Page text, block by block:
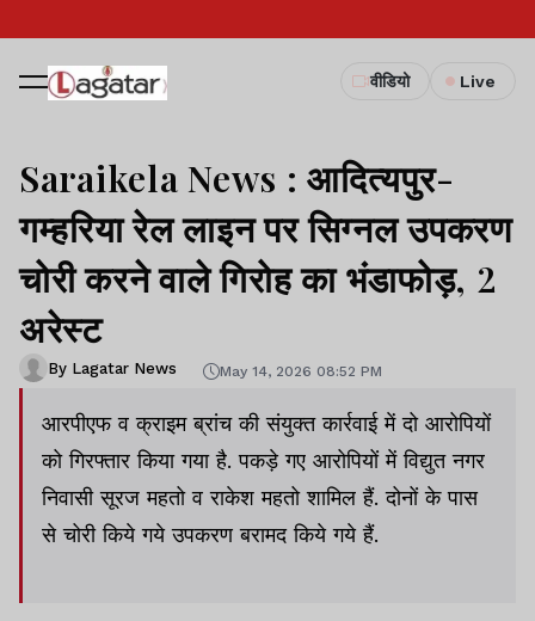
वीडियो Live
Saraikela News : आदित्यपुर-
गम्हरिया रेल लाइन पर सिग्नल उपकरण
चोरी करने वाले गिरोह का भंडाफोड़, 2
अरेस्ट
By Lagatar News May 14, 2026 08:52 PM
आरपीएफ व क्राइम ब्रांच की संयुक्त कार्रवाई में दो आरोपियों
को गिरफ्तार किया गया है. पकड़े गए आरोपियों में विद्युत नगर
निवासी सूरज महतो व राकेश महतो शामिल हैं. दोनों के पास
से चोरी किये गये उपकरण बरामद किये गये हैं.